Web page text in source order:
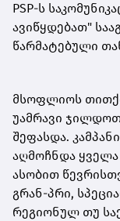
PSP-ს
ავიწყდებათ"
წარმატებული
მსოფლიოს
უამრავი
შეფასდა.
აღმოჩნდა
ასობით
გრან-პრი,
რეგიონულ თუ